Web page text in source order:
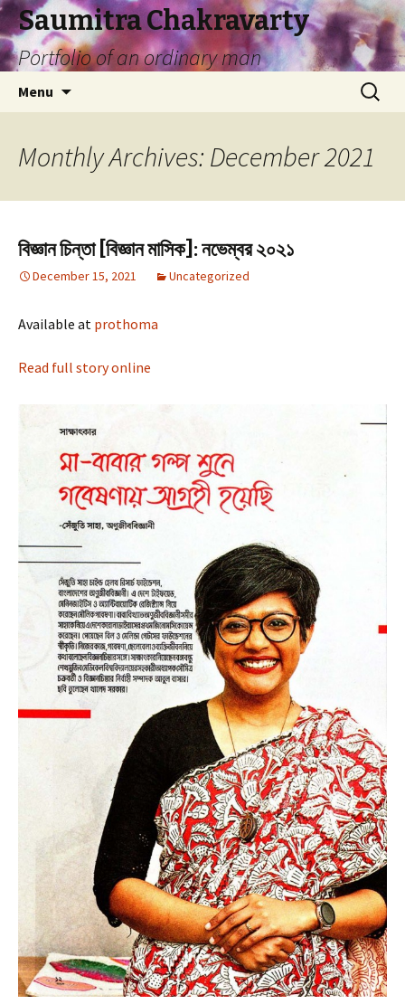
Saumitra Chakravarty
Portfolio of an ordinary man
Menu
Search
for:
Monthly Archives: December 2021
বিজ্ঞান চিন্তা [বিজ্ঞান মাসিক]: নভেম্বর ২০২১
December 15, 2021 Uncategorized
Available at prothoma
Read full story online